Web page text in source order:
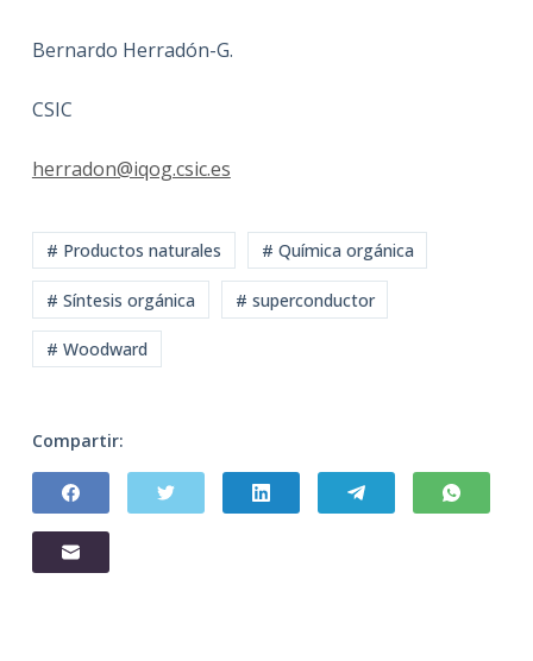
Bernardo Herradón-G.
CSIC
herradon@iqog.csic.es
# Productos naturales # Química orgánica
# Síntesis orgánica # superconductor
# Woodward
Compartir: